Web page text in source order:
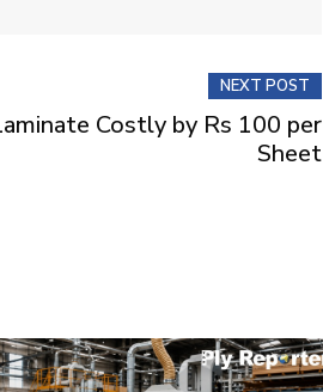
NEXT POST
Costly by Rs 100 per
Sheet